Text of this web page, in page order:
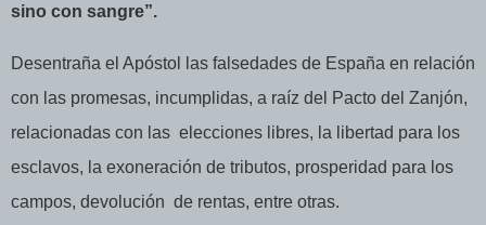
sino con sangre”.
Desentraña el Apóstol las falsedades de España en relación
con las promesas, incumplidas, a raíz del Pacto del Zanjón,
relacionadas con las elecciones libres, la libertad para los
esclavos, la exoneración de tributos, prosperidad para los
campos, devolución de rentas, entre otras.